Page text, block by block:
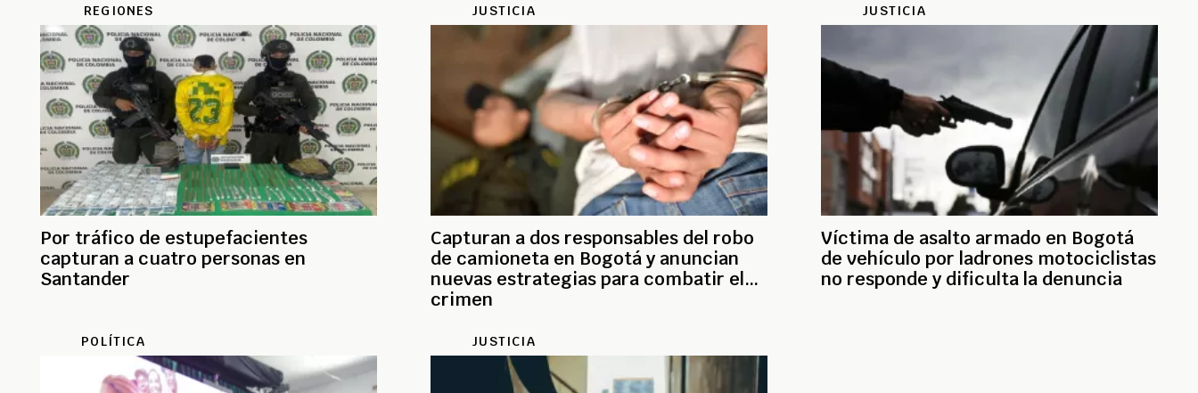
REGIONES
Por tráfico de estupefacientes
capturan a cuatro personas en
Santander
JUSTICIA
Capturan a dos responsables del robo
de camioneta en Bogotá y anuncian
nuevas estrategias para combatir el
crimen
JUSTICIA
Víctima de asalto armado en Bogotá
de vehículo por ladrones motociclistas
no responde y dificulta la denuncia
POLÍTICA JUSTICIA